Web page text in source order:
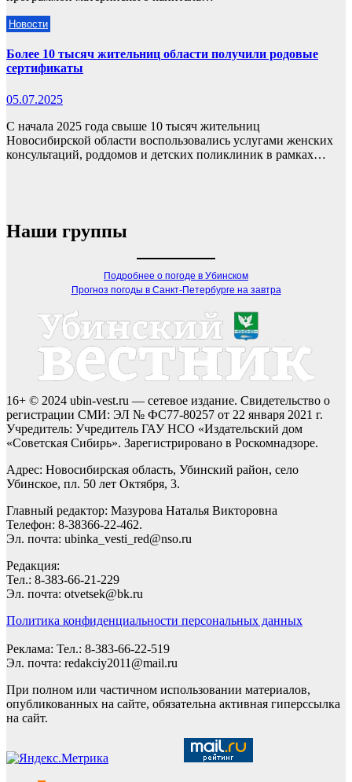
Новости
Более 10 тысяч жительниц области получили родовые
сертификаты
05.07.2025
С начала 2025 года свыше 10 тысяч жительниц
Новосибирской области воспользовались услугами женских
консультаций, роддомов и детских поликлиник в рамках…
Наши группы
Подробнее о погоде в Убинском
Прогноз погоды в Санкт-Петербурге на завтра
16+ © 2024 ubin-vest.ru — сетевое издание. Свидетельство о
регистрации СМИ: ЭЛ № ФС77-80257 от 22 января 2021 г.
Учредитель: Учредитель ГАУ НСО «Издательский дом
«Советская Сибирь». Зарегистрировано в Роскомнадзоре.
Адрес: Новосибирская область, Убинский район, село
Убинское, пл. 50 лет Октября, 3.
Главный редактор: Мазурова Наталья Викторовна
Телефон: 8-38366-22-462.
Эл. почта: ubinka_vesti_red@nso.ru
Редакция:
Тел.: 8-383-66-21-229
Эл. почта: otvetsek@bk.ru
Политика конфиденциальности персональных данных
Реклама: Тел.: 8-383-66-22-519
Эл. почта: redakciy2011@mail.ru
При полном или частичном использовании материалов,
опубликованных на сайте, обязательна активная гиперссылка
на сайт.